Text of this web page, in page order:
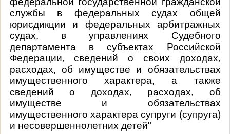
службы в федеральных судах общей
юрисдикции и федеральных арбитражных
судах, в управлениях Судебного
департамента в субъектах Российской
Федерации, сведений о своих доходах,
расходах, об имуществе и обязательствах
имущественного характера, а также
сведений о доходах, расходах, об
имуществе и обязательствах
имущественного характера супруги (супруга)
и несовершеннолетних детей"